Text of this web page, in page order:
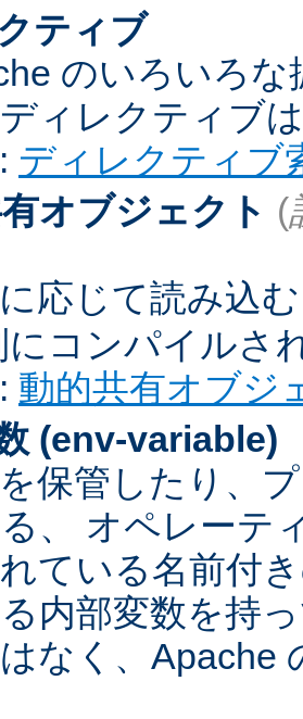
ティブ
のいろいろ
ディレクティブ
ディレクティブ
オブジェクト (
応じて読み込
にコンパイルさ
動的共有オブジ
(env-variable)
保管したり、
、 オペレーテ
ている名前付
内部変数を持
なく、Apache